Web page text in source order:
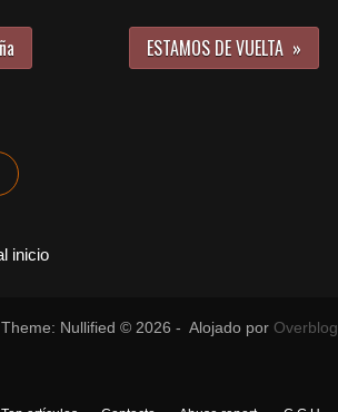
ESTAMOS DE VUELTA
inicio
Theme: Nullified © 2026 - Alojado por Overblog